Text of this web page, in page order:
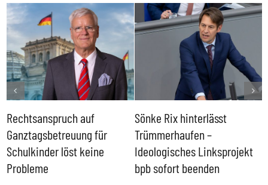
Rechtsanspruch auf
Ganztagsbetreuung für
Schulkinder löst keine
Probleme
Sönke Rix hinterlässt
Trümmerhaufen –
Ideologisches Linksprojekt
bpb sofort beenden